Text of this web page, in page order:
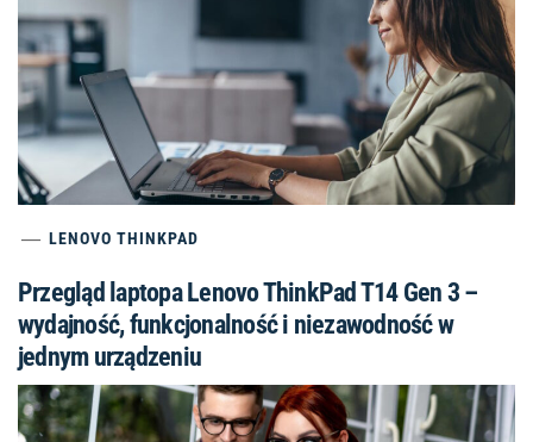
LENOVO THINKPAD
Przegląd laptopa Lenovo ThinkPad T14 Gen 3 –
wydajność, funkcjonalność i niezawodność w
jednym urządzeniu